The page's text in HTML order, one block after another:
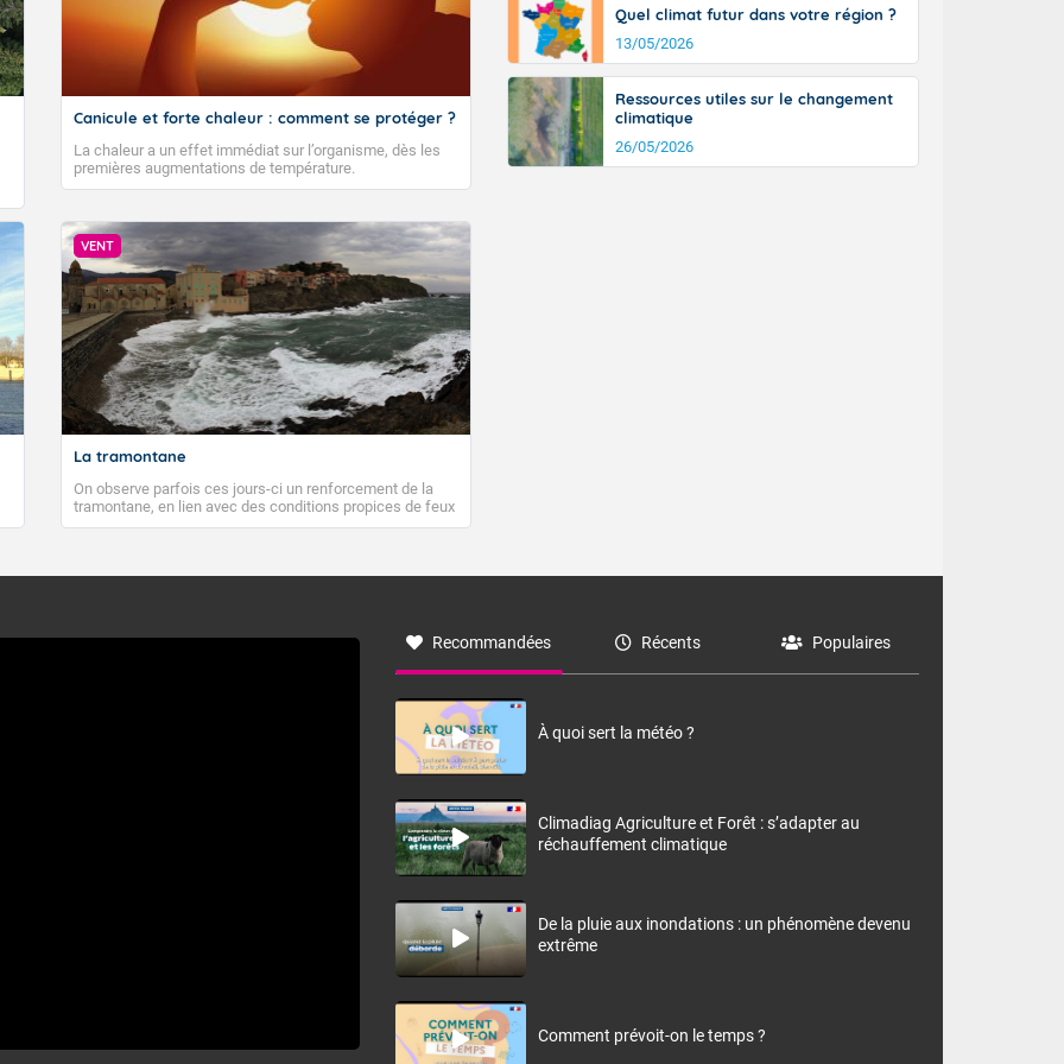
Canicule et forte chaleur : comment se protéger ?
La chaleur a un effet immédiat sur l’organisme, dès les
premières augmentations de température.
VENT
La tramontane
On observe parfois ces jours-ci un renforcement de la
tramontane, en lien avec des conditions propices de feux
de forêt. Mais qu'est-ce que la tramontane ? Quelles sont
à nord-ouest, dans un secteur qui part du Roussillon à la
monts, en allusion aux régions montagneuses d’où
Quel climat futur dans votre région ?
13/05/2026
Ressources utiles sur le changement
climatique
26/05/2026
Recommandées Récents Populaires
À quoi sert la météo ?
Climadiag Agriculture et Forêt : s’adapter au
réchauffement climatique
De la pluie aux inondations : un phénomène devenu
extrême
Comment prévoit-on le temps ?